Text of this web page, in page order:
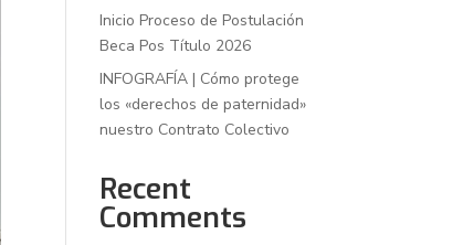
Inicio Proceso de Postulación
Beca Pos Título 2026
INFOGRAFÍA | Cómo protege
los «derechos de paternidad»
nuestro Contrato Colectivo
Recent
Comments